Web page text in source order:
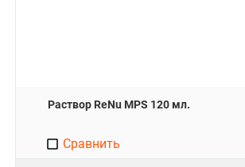
Раствор ReNu MPS 120 мл.
Сравнить